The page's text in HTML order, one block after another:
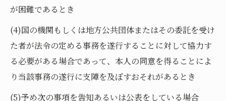
が困難であるとき
(4)国の機関もしくは地方公共団体またはその委託を受け
た者が法令の定める事務を遂行することに対して協力す
る必要がある場合であって、本人の同意を得ることによ
り当該事務の遂行に支障を及ぼすおそれがあるとき
(5)予め次の事項を告知あるいは公表をしている場合